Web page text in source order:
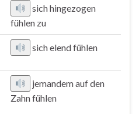
sich hingezogen
fühlen zu
sich elend fühlen
jemandem auf den
Zahn fühlen